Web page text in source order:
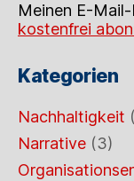
Meinen E-
kostenfrei
Kategorien
Nachhaltigkeit
Narrative (3)